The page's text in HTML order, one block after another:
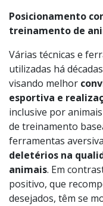
Posicionamento
treinamento de
Várias técnicas e
utilizadas há
visando melhor
esportiva e
inclusive por
de treinamento
ferramentas
deletérios na
animais. Em
positivo, que
desejados, têm se